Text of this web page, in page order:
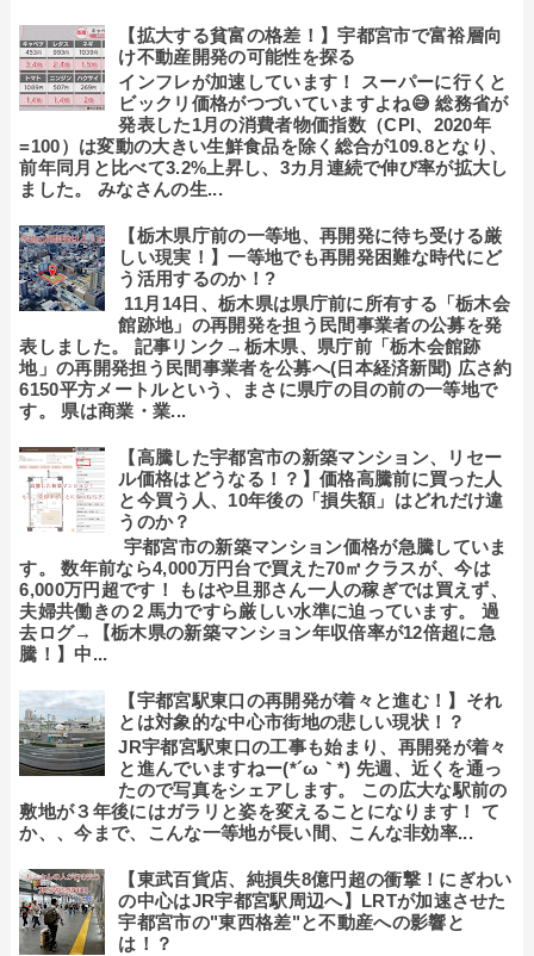
【拡大する貧富の格差！】宇都宮市で富裕層向
け不動産開発の可能性を探る
インフレが加速しています！ スーパーに行くと
ビックリ価格がつづいていますよね😅 総務省が
発表した1月の消費者物価指数（CPI、2020年
=100）は変動の大きい生鮮食品を除く総合が109.8となり、
前年同月と比べて3.2%上昇し、3カ月連続で伸び率が拡大し
ました。 みなさんの生...
【栃木県庁前の一等地、再開発に待ち受ける厳
しい現実！】一等地でも再開発困難な時代にど
う活用するのか！?
11月14日、栃木県は県庁前に所有する「栃木会
館跡地」の再開発を担う民間事業者の公募を発
表しました。 記事リンク→栃木県、県庁前「栃木会館跡
地」の再開発担う民間事業者を公募へ(日本経済新聞) 広さ約
6150平方メートルという、まさに県庁の目の前の一等地で
す。 県は商業・業...
【高騰した宇都宮市の新築マンション、リセー
ル価格はどうなる！？】価格高騰前に買った人
と今買う人、10年後の「損失額」はどれだけ違
うのか？
宇都宮市の新築マンション価格が急騰していま
す。 数年前なら4,000万円台で買えた70㎡クラスが、今は
6,000万円超です！ もはや旦那さん一人の稼ぎでは買えず、
夫婦共働きの２馬力ですら厳しい水準に迫っています。 過
去ログ→【栃木県の新築マンション年収倍率が12倍超に急
騰！】中...
【宇都宮駅東口の再開発が着々と進む！】それ
とは対象的な中心市街地の悲しい現状！？
JR宇都宮駅東口の工事も始まり、再開発が着々
と進んでいますねー(*´ω｀*) 先週、近くを通っ
たので写真をシェアします。 この広大な駅前の
敷地が３年後にはガラリと姿を変えることになります！ て
か、、今まで、こんな一等地が長い間、こんな非効率...
【東武百貨店、純損失8億円超の衝撃！にぎわい
の中心はJR宇都宮駅周辺へ】LRTが加速させた
宇都宮市の"東西格差"と不動産への影響と
は！？